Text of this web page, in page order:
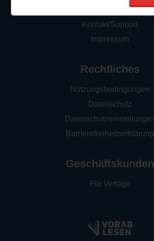
Newsletter abonnieren
Kontakt/Support
Impressum
Rechtliches
Nutzungsbedingungen
Datenschutz
Barrierefreiheitserklärung
Geschäftskunden
Für Verlage